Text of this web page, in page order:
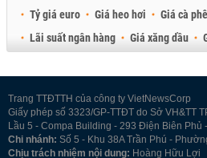
Tỷ giá euro
Giá heo hơi Giá cà phê
Lãi suất ngân hàng
Giá xăng dầu
Trang TTĐTTH của công ty VietNewsCorp
Giấy phép số 3323/GP-TTĐT do Sở VH&TT
Lầu 5 - Compa Building - 293 Điện Biên Phủ
Chi nhánh: Số 5 - Khu 38A Trần Phú -
Chịu trách nhiệm nội dung: Hoàng Hữu Lợi